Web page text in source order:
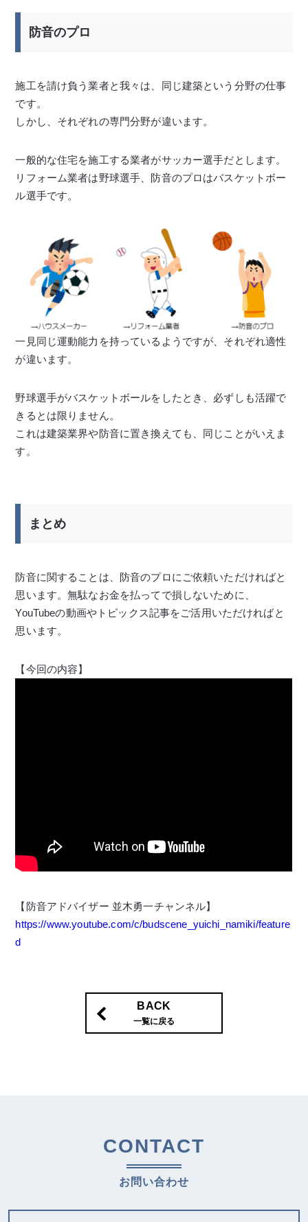
防音のプロ
施工を請け負う業者と我々は、同じ建築という分野の仕事
です。
しかし、それぞれの専門分野が違います。
一般的な住宅を施工する業者がサッカー選手だとします。
リフォーム業者は野球選手、防音のプロはバスケットボー
ル選手です。
一見同じ運動能力を持っているようですが、それぞれ適性
が違います。
野球選手がバスケットボールをしたとき、必ずしも活躍で
きるとは限りません。
これは建築業界や防音に置き換えても、同じことがいえま
す。
まとめ
防音に関することは、防音のプロにご依頼いただければと
思います。無駄なお金を払ってで損しないために、
YouTubeの動画やトピックス記事をご活用いただければと
思います。
【今回の内容】
【防音アドバイザー 並木勇一チャンネル】
https://www.youtube.com/c/budscene_yuichi_namiki/feature
d
BACK
一覧に戻る
CONTACT
お問い合わせ